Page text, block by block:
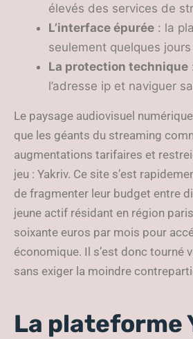
élevés des services de
L’interface épurée : la
seulement quelques
La protection technique
l’adresse ip et naviguer
Le paysage audiovisuel
que les géants du streaming
augmentations tarifaires et
jeu : Yakriv. Ce site s’est
de fragmenter leur budget entre
jeune actif résidant en région
soixante euros par mois pour
économique. Il s’est donc tourné
sans exiger la moindre
La plateforme